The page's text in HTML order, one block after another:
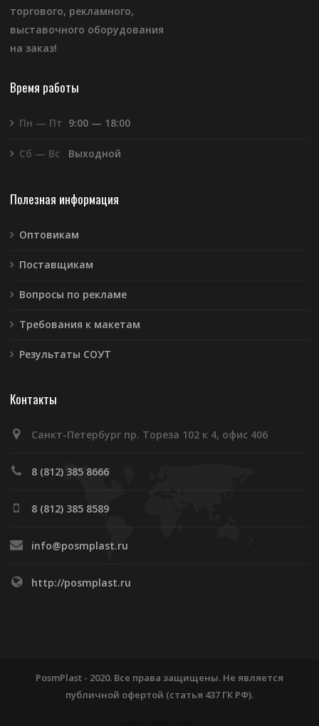
торгового, рекламного,
выставочного оборудования
на заказ!
Время работы
Пн — Пт 9:00 — 18:00
Сб — Вс Выходной
Полезная информация
Оптовикам
Поставщикам
Вопросы по рекламе
Требования к макетам
Результаты СОУТ
Контакты
Санкт-Петербург пр. Тореза 102 к 4, офис 406
8 (812) 385 8666
8 (812) 385 8589
info@posmplast.ru
http://posmplast.ru
PosmPlast - 2020. Все права защищены. Не является
публичной офертой (статья 437 ГК РФ).